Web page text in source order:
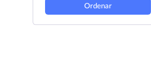
Ordenar